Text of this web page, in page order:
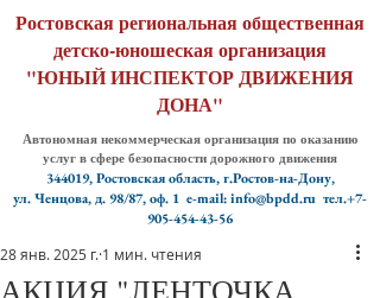
Ростовская региональная общественная
детско-юношеская организация
"ЮНЫЙ ИНСПЕКТОР ДВИЖЕНИЯ
ДОНА"
Автономная некоммерческая организация по оказанию
услуг в сфере безопасности дорожного движения
344019, Ростовская область, г.Ростов-на-Дону,
ул. Ченцова, д. 98/87, оф. 1 e-mail: info@bpdd.ru тел.+7-
905-454-43-56
АКЦИЯ "ЛЕНТОЧКА
28 янв. 2025 г. 1 мин. чтения